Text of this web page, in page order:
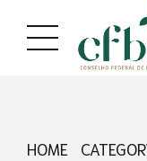
conteúdo
navegação
HOME